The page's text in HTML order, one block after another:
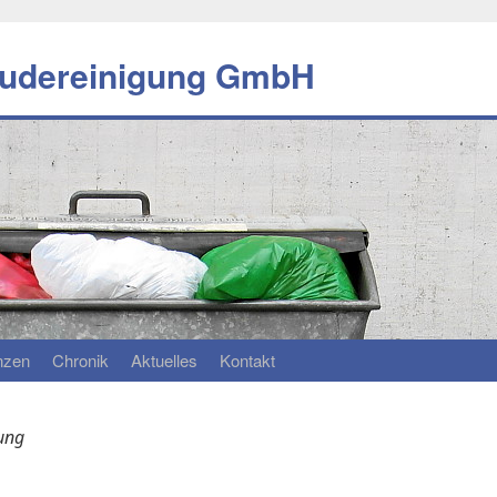
GmbH
Chro­nik Ak­tu­el­les Kon­takt